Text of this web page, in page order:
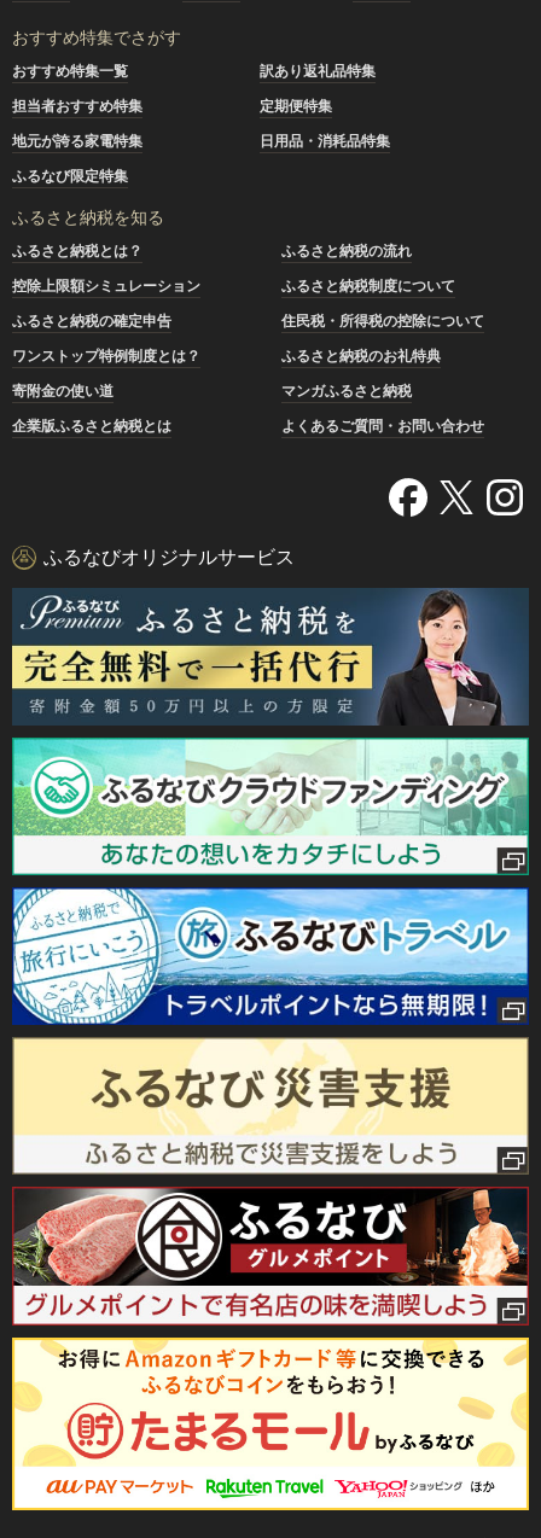
おすすめ特集でさがす
おすすめ特集一覧
訳あり返礼品特集
担当者おすすめ特集
定期便特集
地元が誇る家電特集
日用品・消耗品特集
ふるなび限定特集
ふるさと納税を知る
ふるさと納税とは？
ふるさと納税の流れ
控除上限額シミュレーション
ふるさと納税制度について
ふるさと納税の確定申告
住民税・所得税の控除について
ワンストップ特例制度とは？
ふるさと納税のお礼特典
寄附金の使い道
マンガふるさと納税
企業版ふるさと納税とは
よくあるご質問・お問い合わせ
ふるなびオリジナルサービス